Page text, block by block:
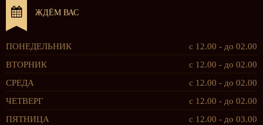
ЖДЁМ ВАС
ПОНЕДЕЛЬНИК
с 12.00 - до 02.00
ВТОРНИК
с 12.00 - до 02.00
СРЕДА
с 12.00 - до 02.00
ЧЕТВЕРГ
с 12.00 - до 02.00
ПЯТНИЦА
с 12.00 - до 03.00